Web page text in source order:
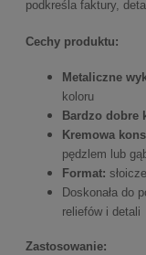
podkreśla faktury,
Cechy produktu:
Metaliczne
koloru
Bardzo dobre
Kremowa
pędzlem lub
Format:
Doskonała do
reliefów i detali
Zastosowanie: